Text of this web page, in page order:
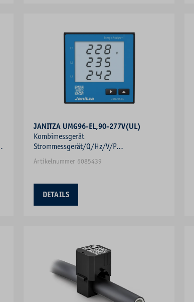
JANITZA UMG96-EL,90-277V(UL)
Kombimessgerät
Strommessgerät/Q/Hz/V/P
Blindleistungsmesser Frequenzmesser
Artikelnummer 6085439
DETAILS